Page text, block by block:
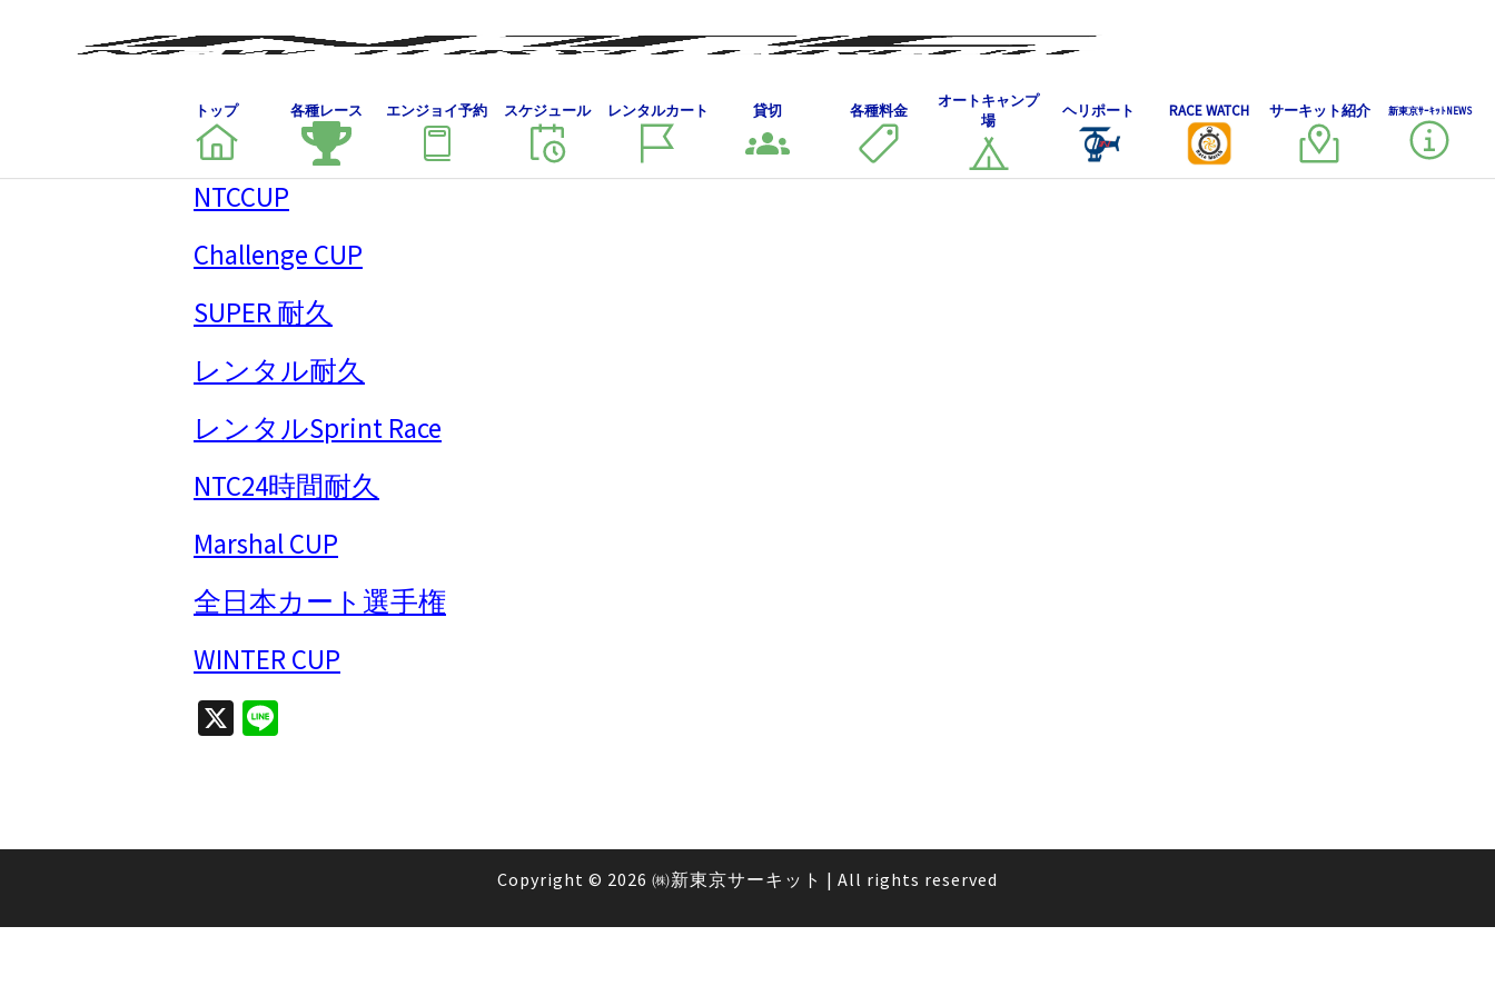
トップ 各種レース エンジョイ予約 スケジュール レンタルカート 貸切 各種料金
オートキャンプ
場
ヘリポート RACE WATCH サーキット紹介 新東京ｻｰｷｯﾄNEWS
レ
ー
ス
結
レース結果
NTCCUP
Challenge CUP
SUPER 耐久
レンタル耐久
レンタルSprint Race
NTC24時間耐久
Marshal CUP
全日本カート選手権
WINTER CUP
X
Copyright © 2026 ㈱新東京サーキット | All rights reserved